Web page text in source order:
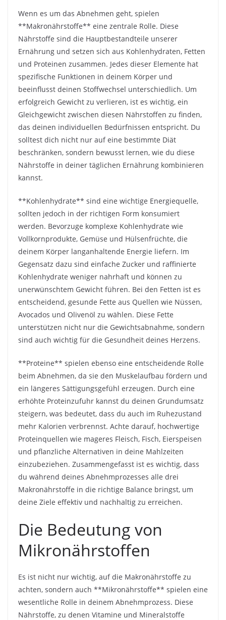
Wenn es um das Abnehmen geht, spielen
**Makronährstoffe** eine zentrale Rolle. Diese
Nährstoffe sind die Hauptbestandteile unserer
Ernährung und setzen sich aus Kohlenhydraten, Fetten
und Proteinen zusammen. Jedes dieser Elemente hat
spezifische Funktionen in deinem Körper und
beeinflusst deinen Stoffwechsel unterschiedlich. Um
erfolgreich Gewicht zu verlieren, ist es wichtig, ein
Gleichgewicht zwischen diesen Nährstoffen zu finden,
das deinen individuellen Bedürfnissen entspricht. Du
solltest dich nicht nur auf eine bestimmte Diät
beschränken, sondern bewusst lernen, wie du diese
Nährstoffe in deiner täglichen Ernährung kombinieren
kannst.
**Kohlenhydrate** sind eine wichtige Energiequelle,
sollten jedoch in der richtigen Form konsumiert
werden. Bevorzuge komplexe Kohlenhydrate wie
Vollkornprodukte, Gemüse und Hülsenfrüchte, die
deinem Körper langanhaltende Energie liefern. Im
Gegensatz dazu sind einfache Zucker und raffinierte
Kohlenhydrate weniger nahrhaft und können zu
unerwünschtem Gewicht führen. Bei den Fetten ist es
entscheidend, gesunde Fette aus Quellen wie Nüssen,
Avocados und Olivenöl zu wählen. Diese Fette
unterstützen nicht nur die Gewichtsabnahme, sondern
sind auch wichtig für die Gesundheit deines Herzens.
**Proteine** spielen ebenso eine entscheidende Rolle
beim Abnehmen, da sie den Muskelaufbau fördern und
ein längeres Sättigungsgefühl erzeugen. Durch eine
erhöhte Proteinzufuhr kannst du deinen Grundumsatz
steigern, was bedeutet, dass du auch im Ruhezustand
mehr Kalorien verbrennst. Achte darauf, hochwertige
Proteinquellen wie mageres Fleisch, Fisch, Eierspeisen
und pflanzliche Alternativen in deine Mahlzeiten
einzubeziehen. Zusammengefasst ist es wichtig, dass
du während deines Abnehmprozesses alle drei
Makronährstoffe in die richtige Balance bringst, um
deine Ziele effektiv und nachhaltig zu erreichen.
Die Bedeutung von
Mikronährstoffen
Es ist nicht nur wichtig, auf die Makronährstoffe zu
achten, sondern auch **Mikronährstoffe** spielen eine
wesentliche Rolle in deinem Abnehmprozess. Diese
Nährstoffe, zu denen Vitamine und Mineralstoffe